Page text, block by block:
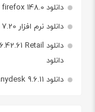
دانلود mozilla firefox 148.0 مرورگر موزیلا فایرفاکس
دانلود نرم افزار winrar 7.20 وین رار
دانلود
دانلود anydesk 9.6.11 کنترل ویندوز از راه دور